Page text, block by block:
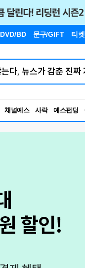
DVD/BD 문구/GIFT 티켓
채널예스 사락 예스펀딩